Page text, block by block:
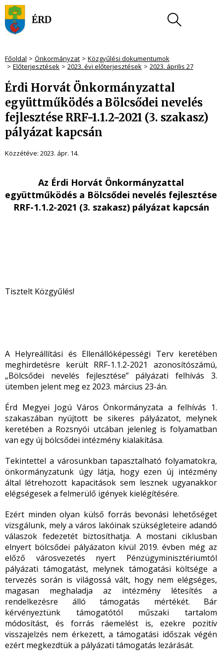
Főoldal Önkormányzat
Közgyűlési dokumentumok
Előterjesztések
2023. évi előterjesztések 2023. április 27
Érdi Horvát Önkormányzattal
együttműködés a Bölcsődei nevelés
fejlesztése RRF-1.1.2-2021 (3. szakasz)
pályázat kapcsán
Közzétéve: 2023. ápr. 14.
Az Érdi Horvát Önkormányzattal
együttműködés a Bölcsődei nevelés fejlesztése
RRF-1.1.2-2021 (3. szakasz) pályázat kapcsán
Tisztelt Közgyűlés!
A Helyreállítási és Ellenállóképességi Terv keretében
meghirdetésre került RRF-1.1.2-2021 azonosítószámú,
„Bölcsődei nevelés fejlesztése” pályázati felhívás 3.
ütemben jelent meg ez 2023. március 23-án.
Érd Megyei Jogú Város Önkormányzata a felhívás 1.
szakaszában nyújtott be sikeres pályázatot, melynek
keretében a Rozsnyói utcában jelenleg is folyamatban
van egy új bölcsődei intézmény kialakítása.
Tekintettel a városunkban tapasztalható folyamatokra,
önkormányzatunk úgy látja, hogy ezen új intézmény
által létrehozott kapacitások sem lesznek ugyanakkor
elégségesek a felmerülő igények kielégítésére.
Ezért minden olyan külső forrás bevonási lehetőséget
vizsgálunk, mely a város lakóinak szükségleteire adandó
válaszok fedezetét biztosíthatja. A mostani ciklusban
elnyert bölcsődei pályázaton kívül 2019. évben még az
előző városvezetés nyert Pénzügyminisztériumtól
pályázati támogatást, melynek támogatási költsége a
tervezés során is világossá vált, hogy nem elégséges,
magasan meghaladja az intézmény létesítés a
rendelkezésre álló támogatás mértékét. Bár
kérvényeztünk támogatótól műszaki tartalom
módosítást, és forrás ráemelést is, ezekre pozitív
visszajelzés nem érkezett, a támogatási időszak végén
ezért megkezdtük a pályázati támogatás lezárását.